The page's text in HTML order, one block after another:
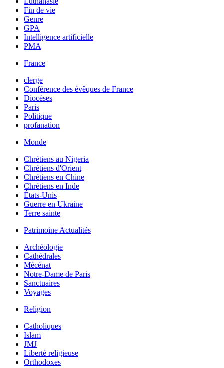
Fin de vie
Genre
GPA
Intelligence artificielle
PMA
France
clerge
Conférence des évêques de France
Diocèses
Paris
Politique
profanation
Monde
Chrétiens au Nigeria
Chrétiens d'Orient
Chrétiens en Chine
Chrétiens en Inde
États-Unis
Guerre en Ukraine
Terre sainte
Patrimoine Actualités
Archéologie
Cathédrales
Mécénat
Notre-Dame de Paris
Sanctuaires
Voyages
Religion
Catholiques
Islam
JMJ
Liberté religieuse
Orthodoxes